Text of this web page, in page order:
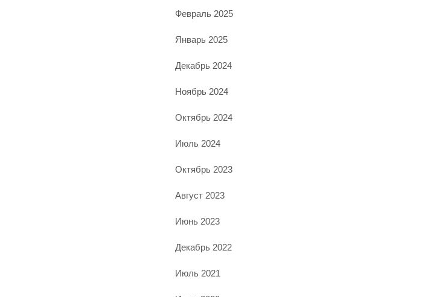
Февраль 2025
Январь 2025
Декабрь 2024
Ноябрь 2024
Октябрь 2024
Июль 2024
Октябрь 2023
Август 2023
Июнь 2023
Декабрь 2022
Июль 2021